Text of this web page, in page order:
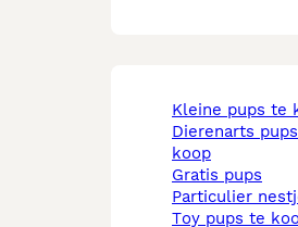
kleine pups te
dierenarts pups te
koop
gratis pups
particulier
toy pups te